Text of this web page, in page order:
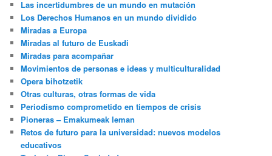
Las incertidumbres de un mundo en mutación
Los Derechos Humanos en un mundo dividido
Miradas a Europa
Miradas al futuro de Euskadi
Miradas para acompañar
Movimientos de personas e ideas y multiculturalidad
Opera bihotzetik
Otras culturas, otras formas de vida
Periodismo comprometido en tiempos de crisis
Pioneras – Emakumeak leman
Retos de futuro para la universidad: nuevos modelos
educativos